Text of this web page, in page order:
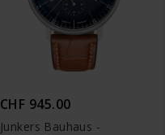
CHF 945.00
Junkers Bauhaus -